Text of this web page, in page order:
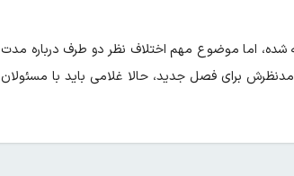
شده، اما موضوع مهم اختلاف نظر دو طرف درباره مدت
برای فصل جدید، حالا غلامی باید با مسئولان